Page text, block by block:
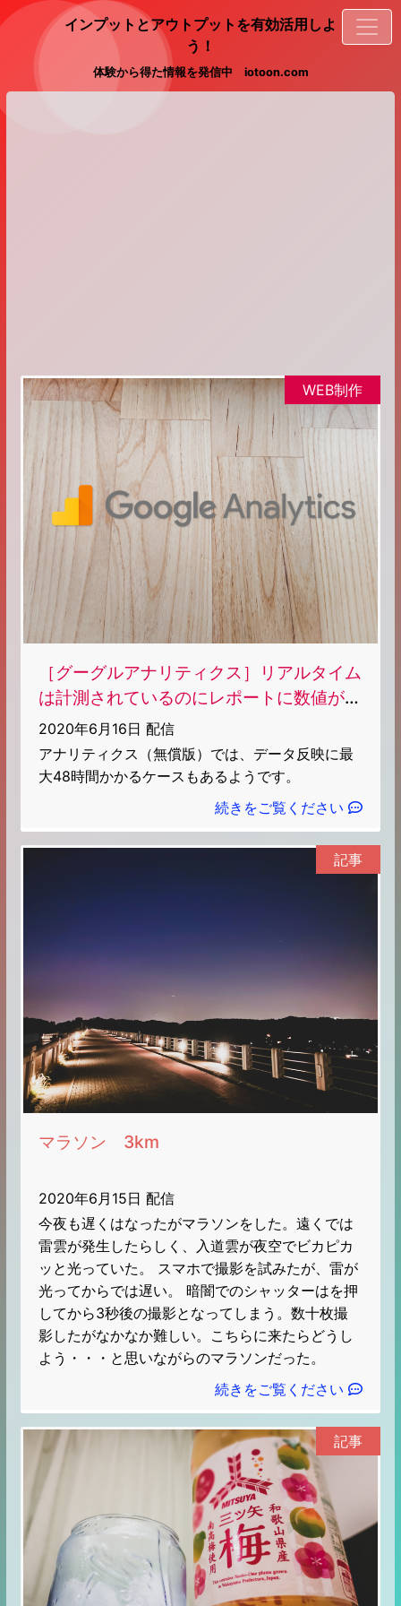
インプットとアウトプットを有効活用しよ
う！
体験から得た情報を発信中 iotoon.com
WEB制作
［グーグルアナリティクス］リアルタイム
は計測されているのにレポートに数値が反
映されない
2020年6月16日 配信
アナリティクス（無償版）では、データ反映に最
大48時間かかるケースもあるようです。
続きをご覧ください
記事
マラソン 3km
2020年6月15日 配信
今夜も遅くはなったがマラソンをした。遠くでは
雷雲が発生したらしく、入道雲が夜空でビカピカ
ッと光っていた。 スマホで撮影を試みたが、雷が
光ってからでは遅い。 暗闇でのシャッターはを押
してから3秒後の撮影となってしまう。数十枚撮
影したがなかなか難しい。こちらに来たらどうし
よう・・・と思いながらのマラソンだった。
続きをご覧ください
記事